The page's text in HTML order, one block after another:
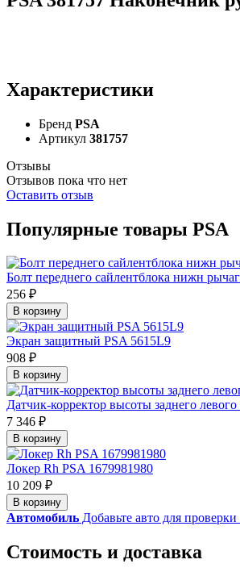
Характеристики
Бренд PSA
Артикул 381757
Отзывы
Отзывов пока что нет
Оставить отзыв
Популярные товары PSA
Болт переднего сайлентблока нижн
256 ₽
В корзину
Экран защитный PSA 5615L9
908 ₽
В корзину
Датчик-корректор высоты заднего
7 346 ₽
В корзину
Локер Rh PSA 1679981980
10 209 ₽
В корзину
Автомобиль Добавьте авто для
Стоимость и доставка